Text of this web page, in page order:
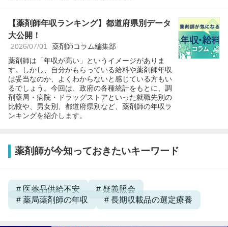
【薬剤師年収ランキング】都道府県別データ
大公開！
2026/07/01 薬剤師コラム編集部
薬剤師は「年収が高い」というイメージがありま
す。しかし、自分がもらっている給料や薬剤師年収
は妥当なのか、よくわからないと感じている方もい
るでしょう。今回は、政府の各種統計をもとに、調
剤薬局・病院・ドラッグストアといった就職先別の
比較や、男女別、都道府県別など、薬剤師の年収ラ
ンキングを紹介します。
薬剤師が今知っておきたいキーワード
医薬品供給不安
疑義照会
薬局薬剤師の年収
長期収載品の選定療養